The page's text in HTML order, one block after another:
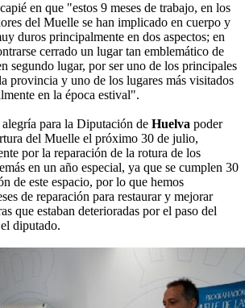
en que "estos 9 meses de trabajo, en los
del Muelle se han implicado en cuerpo y
duros principalmente en dos aspectos; en
cerrado un lugar tan emblemático de
segundo lugar, por ser uno de los principales
provincia y uno de los lugares más visitados
en la época estival".
para la Diputación de Huelva poder
del Muelle el próximo 30 de julio,
por la reparación de la rotura de los
en un año especial, ya que se cumplen 30
de este espacio, por lo que hemos
de reparación para restaurar y mejorar
que estaban deterioradas por el paso del
diputado.